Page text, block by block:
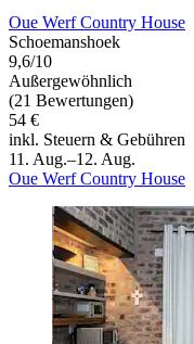
Oue Werf Country House
Schoemanshoek
9,6/10
Außergewöhnlich
(21 Bewertungen)
54 €
inkl. Steuern & Gebühren
11. Aug.–12. Aug.
Oue Werf Country House